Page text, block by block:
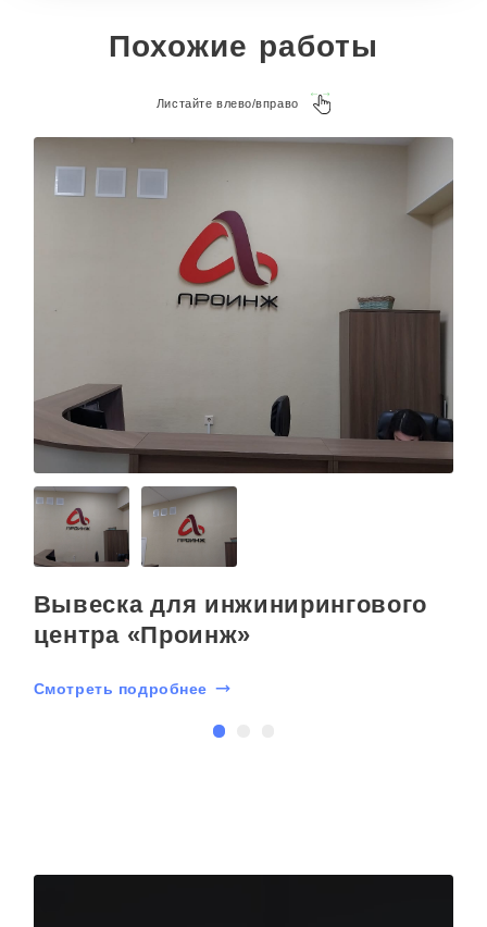
Похожие работы
Листайте влево/вправо
Вывеска для инжинирингового
центра «Проинж»
Смотреть подробнее